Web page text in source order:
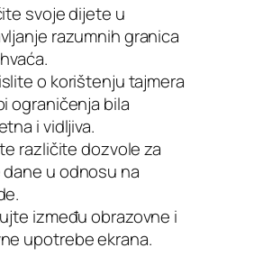
svoje dijete u
razumnih granica
o korištenju tajmera
ograničenja bila
i vidljiva.
različite dozvole za
dane u odnosu na
između obrazovne i
upotrebe ekrana.